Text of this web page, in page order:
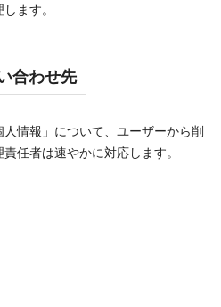
ます。
合わせ先
人情報」について、ユーザーから削
任者は速やかに対応します。